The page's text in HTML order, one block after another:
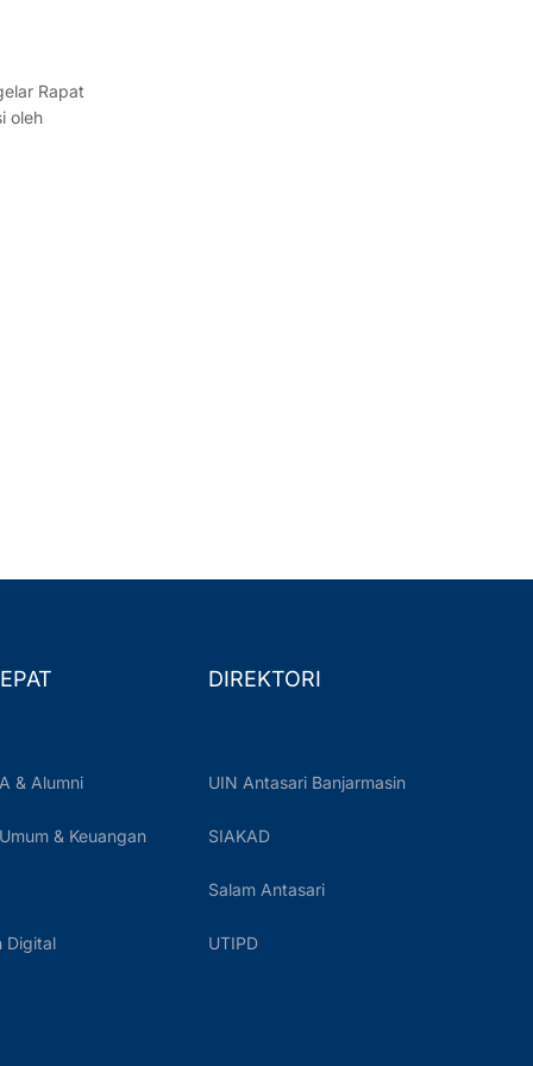
Rapat
oleh
& Alumni
& Keuangan
Digital
DIREKTORI
UIN Antasari Banjarmasin
SIAKAD
Salam Antasari
UTIPD